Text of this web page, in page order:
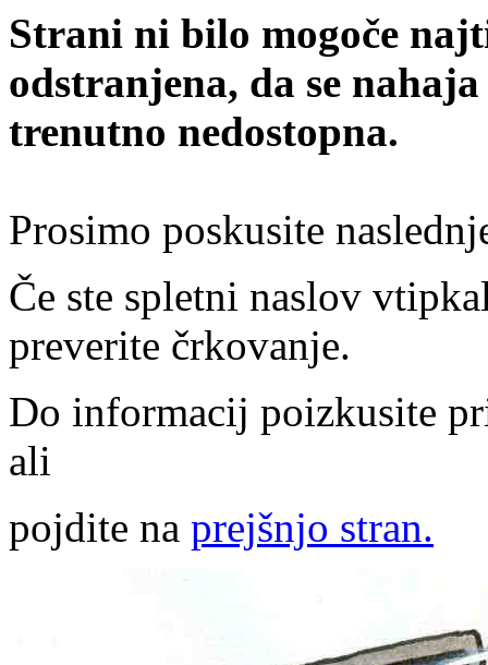
Strani ni bilo mogoče
odstranjena, da se
trenutno nedostopna.
Prosimo poskusite
Če ste spletni naslov
preverite črkovanje.
Do informacij poizkusite
ali
pojdite na prejšnjo stran.